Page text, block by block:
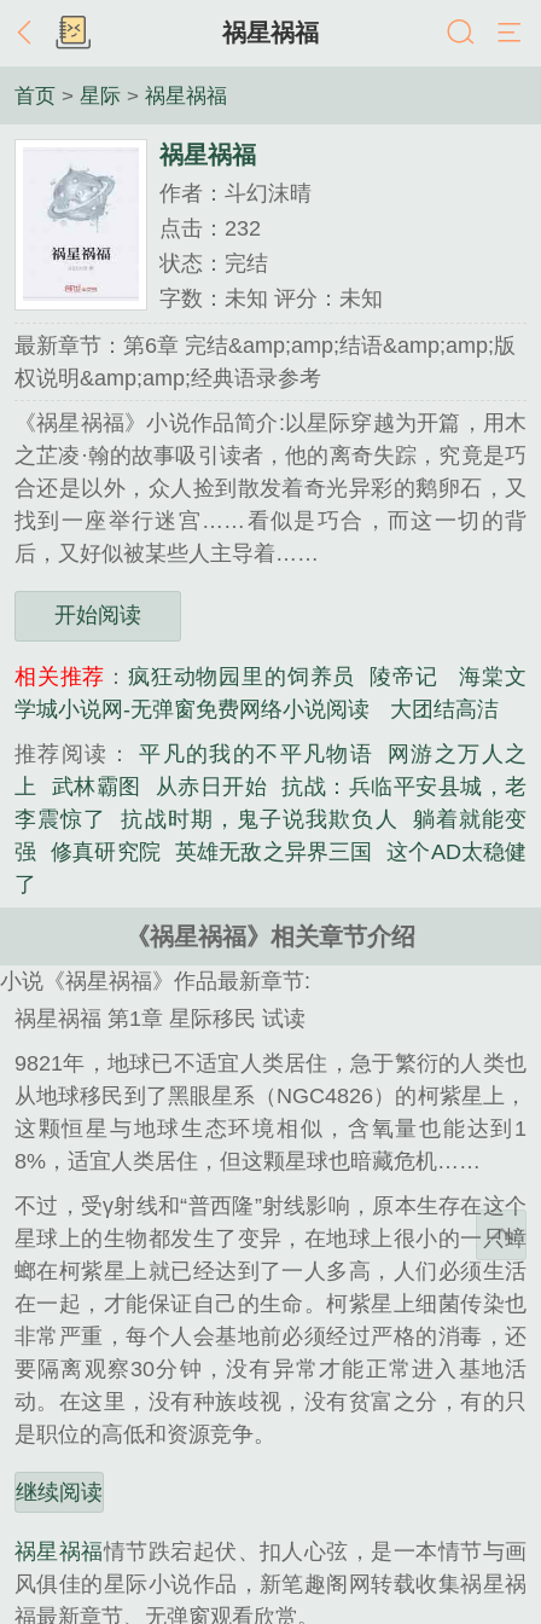
祸星祸福
首页 > 星际 > 祸星祸福
祸星祸福
作者：斗幻沫晴
点击：232
状态：完结
字数：未知 评分：未知
最新章节：第6章 完结&amp;amp;结语&amp;amp;版
权说明&amp;amp;经典语录参考
《祸星祸福》小说作品简介:以星际穿越为开篇，用木
之芷凌·翰的故事吸引读者，他的离奇失踪，究竟是巧
合还是以外，众人捡到散发着奇光异彩的鹅卵石，又
找到一座举行迷宫……看似是巧合，而这一切的背
后，又好似被某些人主导着……
开始阅读
相关推荐 ：疯狂动物园里的饲养员 陵帝记
海棠文
学城小说网-无弹窗免费网络小说阅读
大团结高洁
推荐阅读：平凡的我的不平凡物语
网游之万人之
上
武林霸图 从赤日开始 抗战：兵临平安县城，老
李震惊了
抗战时期，鬼子说我欺负人
躺着就能变
强
修真研究院 英雄无敌之异界三国
这个AD太稳健
了
《祸星祸福》相关章节介绍
小说《祸星祸福》作品最新章节:
祸星祸福 第1章 星际移民 试读
9821年，地球已不适宜人类居住，急于繁衍的人类也
从地球移民到了黑眼星系（NGC4826）的柯紫星上，
这颗恒星与地球生态环境相似，含氧量也能达到1
8%，适宜人类居住，但这颗星球也暗藏危机……
不过，受γ射线和“普西隆”射线影响，原本生存在这个
星球上的生物都发生了变异，在地球上很小的一只蟑
螂在柯紫星上就已经达到了一人多高，人们必须生活
在一起，才能保证自己的生命。柯紫星上细菌传染也
非常严重，每个人会基地前必须经过严格的消毒，还
要隔离观察30分钟，没有异常才能正常进入基地活
动。在这里，没有种族歧视，没有贫富之分，有的只
是职位的高低和资源竞争。
继续阅读
祸星祸福情节跌宕起伏、扣人心弦，是一本情节与画
风俱佳的星际小说作品，新笔趣阁网转载收集祸星祸
福最新章节、无弹窗观看欣赏。